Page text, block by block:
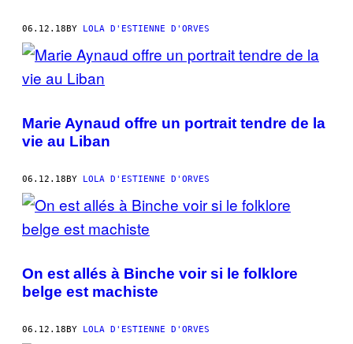
06.12.18BY LOLA D'ESTIENNE D'ORVES
Marie Aynaud offre un portrait tendre de la
vie au Liban
06.12.18BY LOLA D'ESTIENNE D'ORVES
On est allés à Binche voir si le folklore
belge est machiste
06.12.18BY LOLA D'ESTIENNE D'ORVES